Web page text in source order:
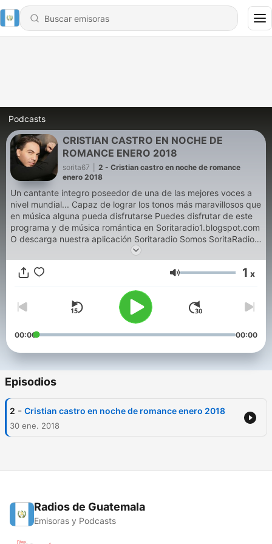
Podcasts
CRISTIAN CASTRO EN NOCHE DE
ROMANCE ENERO 2018
sorita67
2 - Cristian castro en noche de romance
enero 2018
Un cantante integro poseedor de una de las mejores voces a
nivel mundial... Capaz de lograr los tonos más maravillosos que
en música alguna pueda disfrutarse Puedes disfrutar de este
programa y de música romántica en Soritaradio1.blogspot.com
O descarga nuestra aplicación Soritaradio Somos SoritaRadio
La radio que es para tì The radio That is for you
Volumen 1 x
00:00 00:00
Episodios
2 - Cristian castro en noche de romance enero 2018
30 ene. 2018
Radios de Guatemala
Emisoras y Podcasts